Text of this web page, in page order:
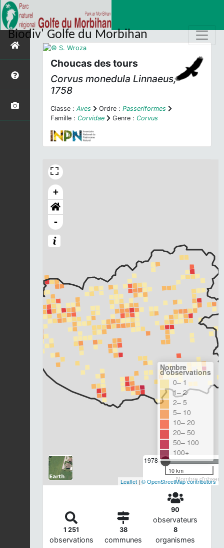
Biodiv' Golfe du Morbihan
Choucas des tours
Corvus monedula Linnaeus,
1758
Classe : Aves Ordre : Passeriformes
Famille : Corvidae Genre : Corvus
+
-
1978
Nombre
Nombre
d'observations
0– 1
1– 2
2– 5
5– 10
10– 20
20– 50
50– 100
100+
10 km
Leaflet | © OpenStreetMap contributors
1 251
observations
38
communes
90
observateurs
8
organismes